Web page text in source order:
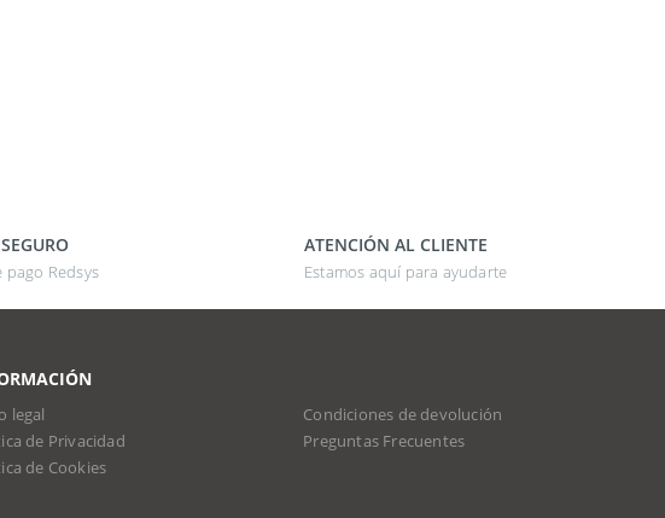
pago Redsys
ATENCIÓN AL CLIENTE
Estamos aquí para ayudarte
legal
de Privacidad
de Cookies
Condiciones de devolución
Preguntas Frecuentes